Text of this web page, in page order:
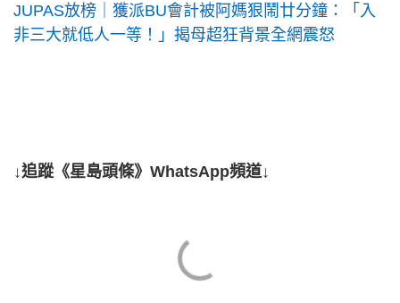
JUPAS放榜｜獲派BU會計被阿媽狠鬧廿分鐘：「入
非三大就低人一等！」揭母超狂背景全網震怒
↓追蹤《星島頭條》WhatsApp頻道↓